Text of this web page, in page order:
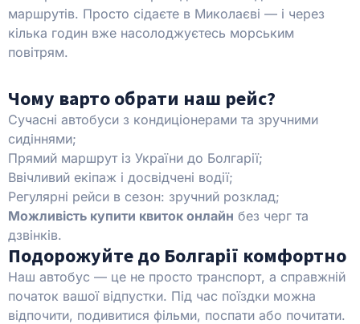
маршрутів. Просто сідаєте в Миколаєві — і через
кілька годин вже насолоджуєтесь морським
повітрям.
Чому варто обрати наш рейс?
Сучасні автобуси з кондиціонерами та зручними
сидіннями;
Прямий маршрут із України до Болгарії;
Ввічливий екіпаж і досвідчені водії;
Регулярні рейси в сезон: зручний розклад;
Можливість купити квиток онлайн без черг та
дзвінків.
Подорожуйте до Болгарії комфортно
Наш автобус — це не просто транспорт, а справжній
початок вашої відпустки. Під час поїздки можна
відпочити, подивитися фільми, поспати або почитати.